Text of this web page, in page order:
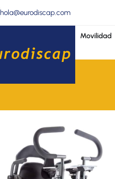
hola@eurodiscap.com
Movilidad